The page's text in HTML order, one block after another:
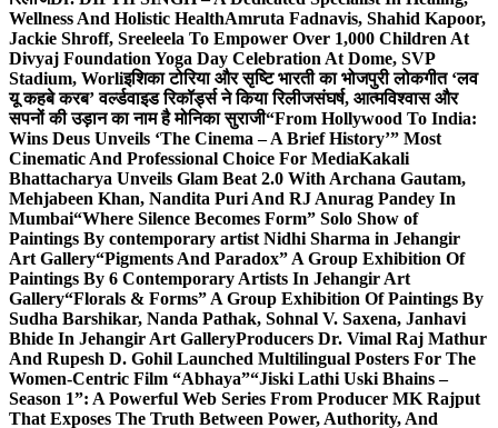
Wellness And Holistic HealthAmruta Fadnavis, Shahid Kapoor,
Jackie Shroff, Sreeleela To Empower Over 1,000 Children At
Divyaj Foundation Yoga Day Celebration At Dome, SVP
Stadium, Worliइशिका टोरिया और सृष्टि भारती का भोजपुरी लोकगीत ‘लव
यू कहबे करब’ वर्ल्डवाइड रिकॉर्ड्स ने किया रिलीजसंघर्ष, आत्मविश्वास और
सपनों की उड़ान का नाम है मोनिका सुराजी“From Hollywood To India:
Wins Deus Unveils ‘The Cinema – A Brief History’” Most
Cinematic And Professional Choice For MediaKakali
Bhattacharya Unveils Glam Beat 2.0 With Archana Gautam,
Mehjabeen Khan, Nandita Puri And RJ Anurag Pandey In
Mumbai“Where Silence Becomes Form” Solo Show of
Paintings By contemporary artist Nidhi Sharma in Jehangir
Art Gallery“Pigments And Paradox” A Group Exhibition Of
Paintings By 6 Contemporary Artists In Jehangir Art
Gallery“Florals & Forms” A Group Exhibition Of Paintings By
Sudha Barshikar, Nanda Pathak, Sohnal V. Saxena, Janhavi
Bhide In Jehangir Art GalleryProducers Dr. Vimal Raj Mathur
And Rupesh D. Gohil Launched Multilingual Posters For The
Women-Centric Film “Abhaya”“Jiski Lathi Uski Bhains –
Season 1”: A Powerful Web Series From Producer MK Rajput
That Exposes The Truth Between Power, Authority, And